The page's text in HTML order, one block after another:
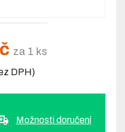
za 1 ks
DPH)
Možnosti doručení